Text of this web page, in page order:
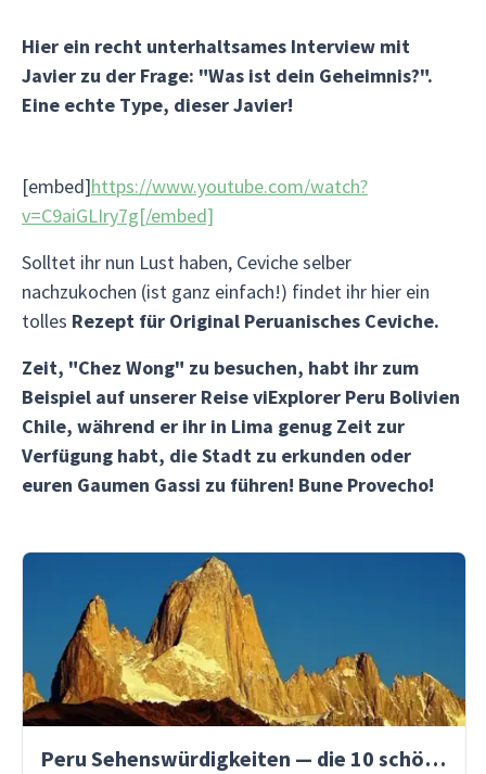
Hier ein recht unterhaltsames Interview mit
Javier zu der Frage: "Was ist dein Geheimnis?".
Eine echte Type, dieser Javier!
[embed]https://www.youtube.com/watch?
v=C9aiGLIry7g[/embed]
Solltet ihr nun Lust haben, Ceviche selber
nachzukochen (ist ganz einfach!) findet ihr hier ein
tolles Rezept für Original Peruanisches Ceviche.
Zeit, "Chez Wong" zu besuchen, habt ihr zum
Beispiel auf unserer Reise viExplorer Peru Bolivien
Chile, während er ihr in Lima genug Zeit zur
Verfügung habt, die Stadt zu erkunden oder
euren Gaumen Gassi zu führen! Bune Provecho!
Peru Sehenswürdigkeiten — die 10 schönsten Orte